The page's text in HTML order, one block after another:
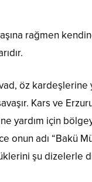
rağmen
öz
Kars ve
yardım için
adı “Bakü
şu dizelerle